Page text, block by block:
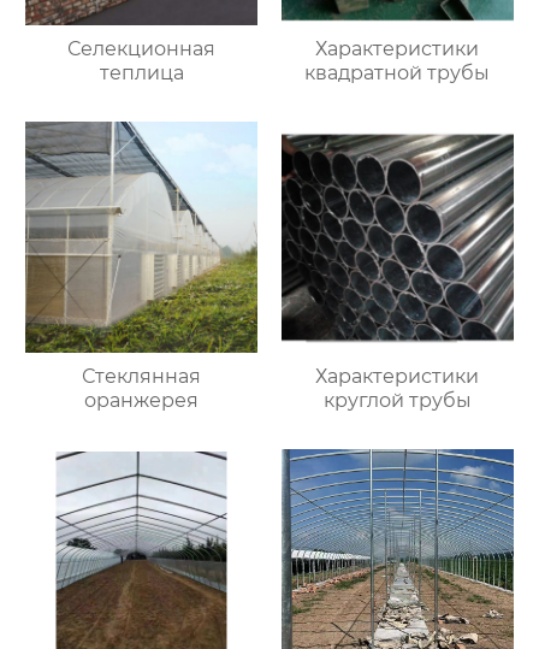
Селекционная
теплица
Характеристики
квадратной трубы
Стеклянная
оранжерея
Характеристики
круглой трубы